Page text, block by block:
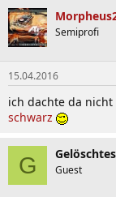
Semiprofi
15.04.2016
ich dachte da nicht
schwarz
G Guest